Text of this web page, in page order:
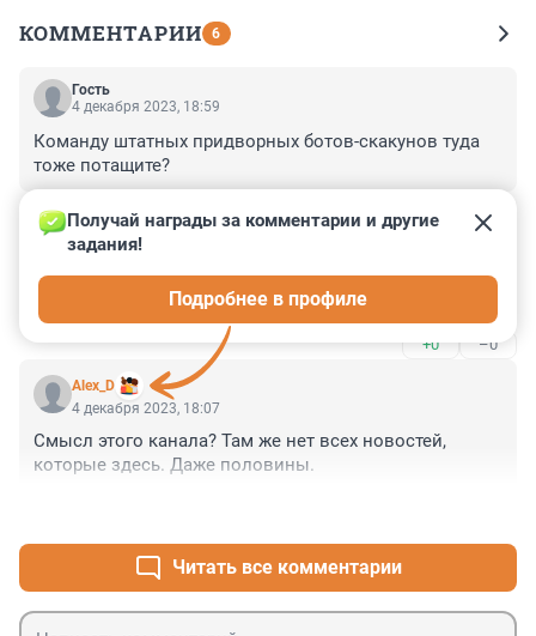
КОММЕНТАРИИ 6
Гость
4 декабря 2023, 18:59
Команду штатных придворных ботов-скакунов туда
тоже потащите?
–0
Гость
А как же забаненные? Снова мимо кассы?
+0 –0
Alex_D
Получай награды за комментарии и другие
задания!
Подробнее в профиле
4 декабря 2023, 18:07
Смысл этого канала? Там же нет всех новостей,
которые здесь. Даже половины.
Читать все комментарии